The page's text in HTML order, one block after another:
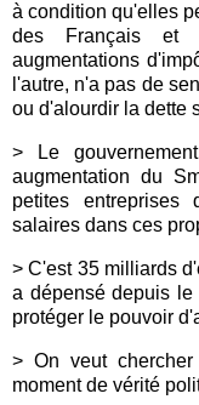
à condition qu'elles
des Français et
augmentations
l'autre, n'a pas de
ou d'alourdir la dette
> Le
augmentation du
petites
salaires dans ces
> C'est 35 milliards
a dépensé depuis
protéger le pouvoir
> On veut
moment de vérité